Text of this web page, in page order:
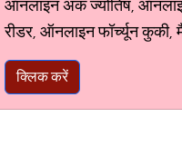
ऑनलाइन अंक ज्योतिष,
रीडर, ऑनलाइन फॉर्च्यून कुकी,
क्लिक करें